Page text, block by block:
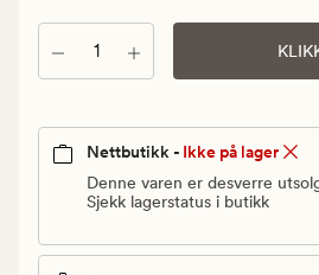
Antall
Nettbutikk - Ikke på lager
Denne varen er desverre
Sjekk lagerstatus i butikk